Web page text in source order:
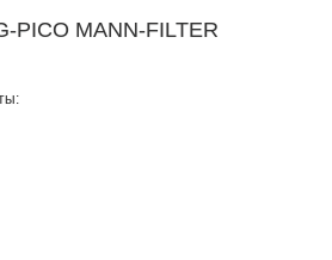
PICO MANN-FILTER